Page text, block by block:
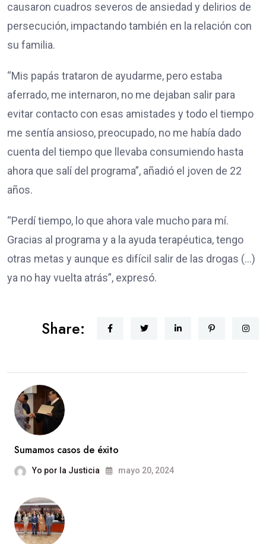
causaron cuadros severos de ansiedad y delirios de
persecución, impactando también en la relación con
su familia.
“Mis papás trataron de ayudarme, pero estaba
aferrado, me internaron, no me dejaban salir para
evitar contacto con esas amistades y todo el tiempo
me sentía ansioso, preocupado, no me había dado
cuenta del tiempo que llevaba consumiendo hasta
ahora que salí del programa”, añadió el joven de 22
años.
“Perdí tiempo, lo que ahora vale mucho para mí.
Gracias al programa y a la ayuda terapéutica, tengo
otras metas y aunque es difícil salir de las drogas (…)
ya no hay vuelta atrás”, expresó.
Share:
Sumamos casos de éxito
Yo por la Justicia mayo 20, 2024